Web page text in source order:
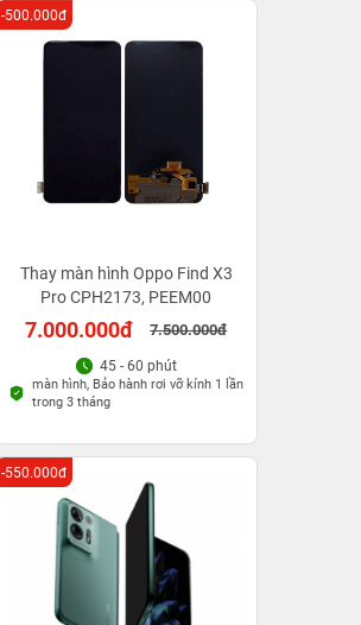
Thay màn hình Oppo Find X3
Pro CPH2173, PEEM00
7.000.000đ 7.500.000đ
-500.000đ
45 - 60 phút
màn hình, Bảo hành rơi vỡ kính 1 lần
trong 3 tháng
-550.000đ